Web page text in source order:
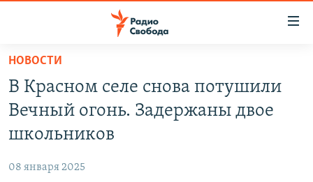
упрощенного
доступа
Вернуться
основному
Вернутся
ПОДКАСТЫ
МНЕНИЯ
НОВОСТИ
В Красном селе снова потушили
Вечный огонь. Задержаны двое
школьников
08 января 2025